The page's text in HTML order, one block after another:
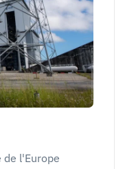
l'Europe